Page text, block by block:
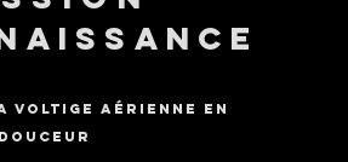
voltige aérienne en
douceur